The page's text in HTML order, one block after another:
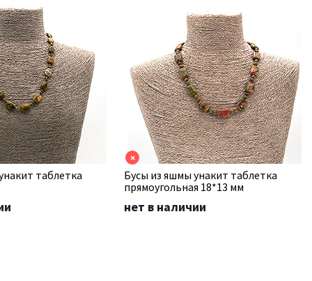
таблетка
×
Бусы из яшмы унакит таблетка
прямоугольная 18*13 мм
нет в наличии